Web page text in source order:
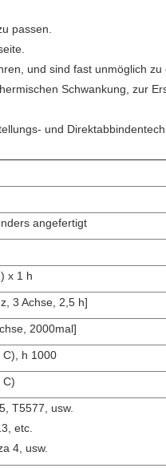
passen.
und sind fast unmöglich zu
Schwankung, zur
und
angefertigt
x 1 h
3 Achse, 2,5 h]
2000mal]
C), h 1000
C)
T5577, usw.
etc.
4, usw.